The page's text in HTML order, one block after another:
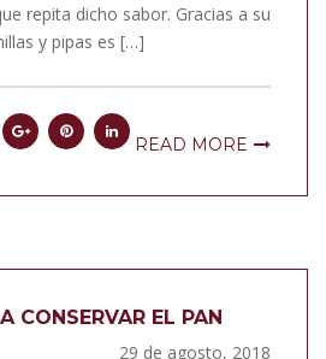
repita dicho sabor. Gracias a su
y pipas es […]
READ MORE
CONSERVAR EL PAN
29 de agosto, 2018